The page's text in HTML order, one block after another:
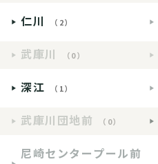
仁川 （2）
武庫川 （0）
深江 （1）
武庫川団地前 （0）
尼崎センタープール前